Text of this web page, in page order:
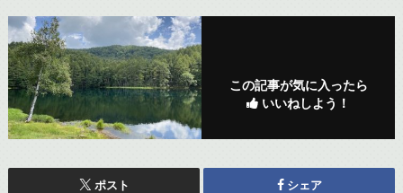
この記事が気に入ったら
いいねしよう！
ポスト シェア